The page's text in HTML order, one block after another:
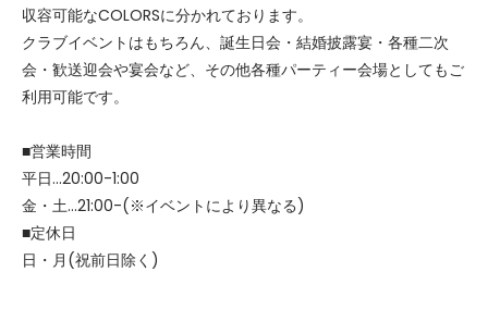
収容可能なCOLORSに分かれております。
クラブイベントはもちろん、誕生日会・結婚披露宴・各種二次
会・歓送迎会や宴会など、その他各種パーティー会場としてもご
利用可能です。
■営業時間
平日...20:00-1:00
金・土...21:00-(※イベントにより異なる)
■定休日
日・月(祝前日除く)